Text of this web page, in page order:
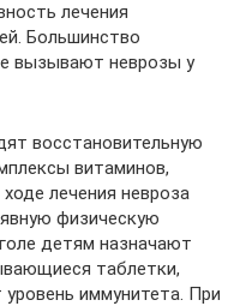
лечения
Большинство
вызывают неврозы у
восстановительную
витаминов,
лечения невроза
физическую
детям назначают
таблетки,
иммунитета. При